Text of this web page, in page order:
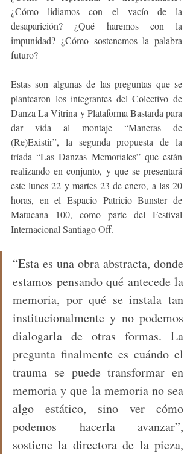
¿Cómo lidiamos con el vacío de la
desaparición? ¿Qué haremos con la
impunidad? ¿Cómo sostenemos la palabra
futuro?
Estas son algunas de las preguntas que se
plantearon los integrantes del Colectivo de
Danza La Vitrina y Plataforma Bastarda para
dar vida al montaje “Maneras de
(Re)Existir”, la segunda propuesta de la
tríada “Las Danzas Memoriales” que están
realizando en conjunto, y que se presentará
este lunes 22 y martes 23 de enero, a las 20
horas, en el Espacio Patricio Bunster de
Matucana 100, como parte del Festival
Internacional Santiago Off.
“Esta es una obra abstracta, donde
estamos pensando qué antecede la
memoria, por qué se instala tan
institucionalmente y no podemos
dialogarla de otras formas. La
pregunta finalmente es cuándo el
trauma se puede transformar en
memoria y que la memoria no sea
algo estático, sino ver cómo
podemos hacerla avanzar”,
sostiene la directora de la pieza,